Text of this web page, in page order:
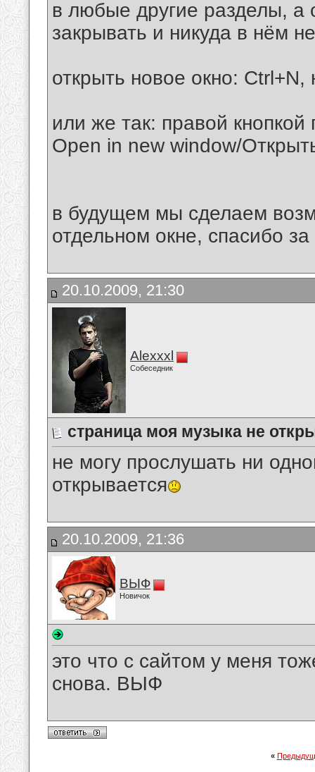
в любые другие разделы, а
закрывать и никуда в нём
открыть новое окно: Ctrl+N,
или же так: правой
Open in new window/
в будущем мы сделаем
отдельном окне, спасибо
20.10.2009, 21:30
Alexxxl
Собеседник
cтраница моя музыка не
не могу прослушать ни
открывается
20.10.2009, 21:36
ВЫФ
Новичок
это что с сайтом у меня
снова. ВЫФ
«